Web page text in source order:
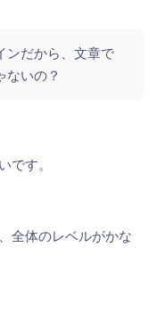
ンだから、文章で
ないの？
です。
全体のレベルがかな